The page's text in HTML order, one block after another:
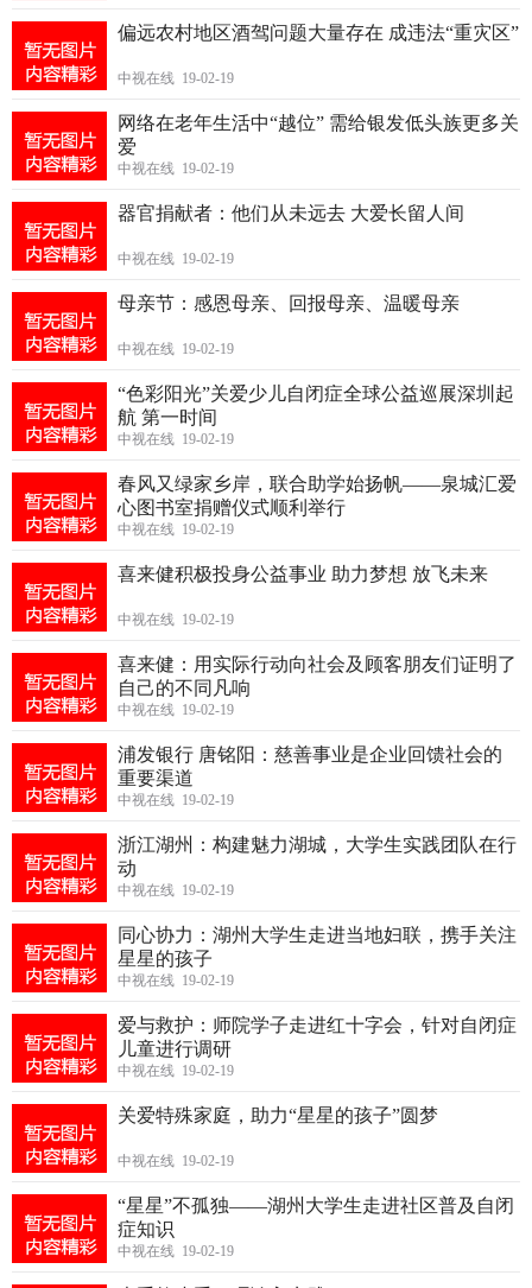
偏远农村地区酒驾问题大量存在 成违法“重灾区”
中视在线 19-02-19
网络在老年生活中“越位” 需给银发低头族更多关
爱
中视在线 19-02-19
器官捐献者：他们从未远去 大爱长留人间
中视在线 19-02-19
母亲节：感恩母亲、回报母亲、温暖母亲
中视在线 19-02-19
“色彩阳光”关爱少儿自闭症全球公益巡展深圳起
航 第一时间
中视在线 19-02-19
春风又绿家乡岸，联合助学始扬帆——泉城汇爱
心图书室捐赠仪式顺利举行
中视在线 19-02-19
喜来健积极投身公益事业 助力梦想 放飞未来
中视在线 19-02-19
喜来健：用实际行动向社会及顾客朋友们证明了
自己的不同凡响
中视在线 19-02-19
浦发银行 唐铭阳：慈善事业是企业回馈社会的
重要渠道
中视在线 19-02-19
浙江湖州：构建魅力湖城，大学生实践团队在行
动
中视在线 19-02-19
同心协力：湖州大学生走进当地妇联，携手关注
星星的孩子
中视在线 19-02-19
爱与救护：师院学子走进红十字会，针对自闭症
儿童进行调研
中视在线 19-02-19
关爱特殊家庭，助力“星星的孩子”圆梦
中视在线 19-02-19
“星星”不孤独——湖州大学生走进社区普及自闭
症知识
中视在线 19-02-19